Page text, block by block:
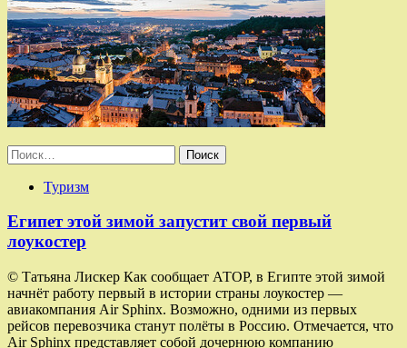
Найти:
Туризм
Египет этой зимой запустит свой первый
лоукостер
© Татьяна Лискер Как сообщает АТОР, в Египте этой зимой
начнёт работу первый в истории страны лоукостер —
авиакомпания Air Sphinx. Возможно, одними из первых
рейсов перевозчика станут полёты в Россию. Отмечается, что
Air Sphinx представляет собой дочернюю компанию